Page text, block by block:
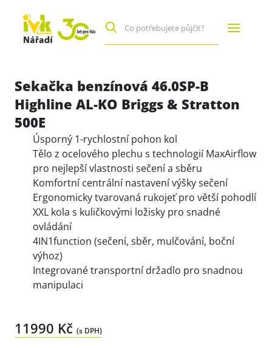
Sekačka benzínová 46.0SP-B
Highline AL-KO Briggs & Stratton
500E
Úsporný 1-rychlostní pohon kol
Tělo z ocelového plechu s technologií MaxAirflow
pro nejlepší vlastnosti sečení a sběru
Komfortní centrální nastavení výšky sečení
Ergonomicky tvarovaná rukojeť pro větší pohodlí
XXL kola s kuličkovými ložisky pro snadné
ovládání
4IN1function (sečení, sběr, mulčování, boční
výhoz)
Integrované transportní držadlo pro snadnou
manipulaci
11990 Kč(s DPH)